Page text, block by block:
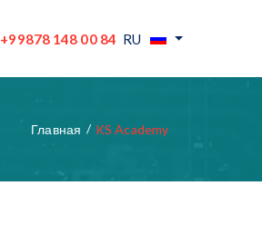
+99878 148 00 84 RU
Главная KS Academy